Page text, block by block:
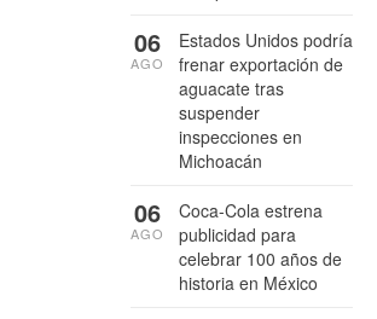
Estados Unidos podría
frenar exportación de
aguacate tras
suspender
inspecciones en
Michoacán
06
AGO
Coca-Cola estrena
publicidad para
celebrar 100 años de
historia en México
06
AGO